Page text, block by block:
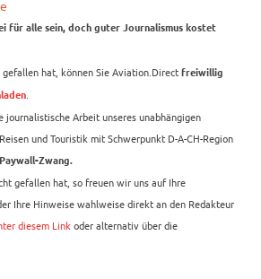
für alle sein, doch guter Journalismus kostet
hat, können Sie Aviation.Direct freiwillig
journalistische Arbeit unseres unabhängigen
und Touristik mit Schwerpunkt D-A-CH-Region
Zwang.
gefallen hat, so freuen wir uns auf Ihre
Ihre Hinweise wahlweise direkt an den Redakteur
diesem Link oder alternativ über die